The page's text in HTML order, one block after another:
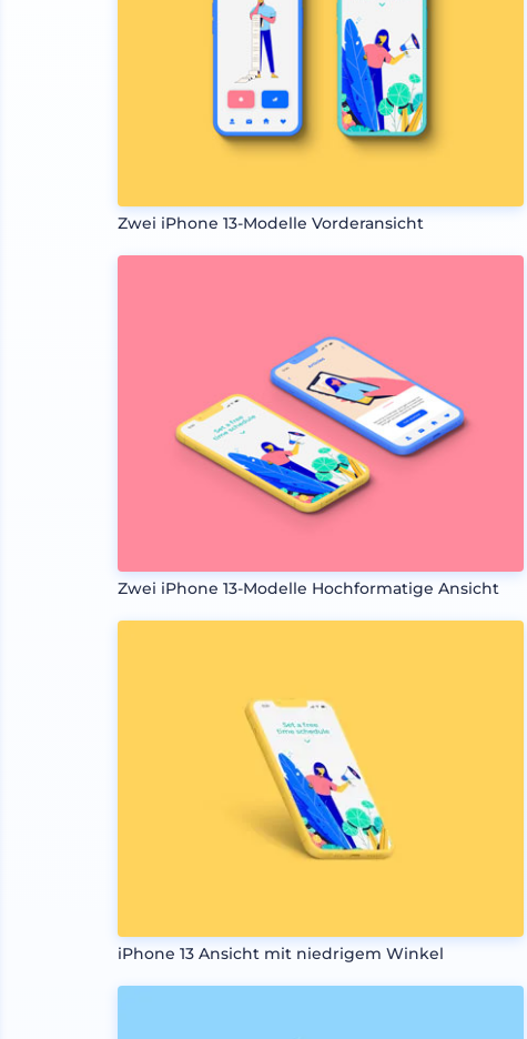
Zwei iPhone 13-Modelle Vorderansicht
Zwei iPhone 13-Modelle Hochformatige Ansicht
iPhone 13 Ansicht mit niedrigem Winkel